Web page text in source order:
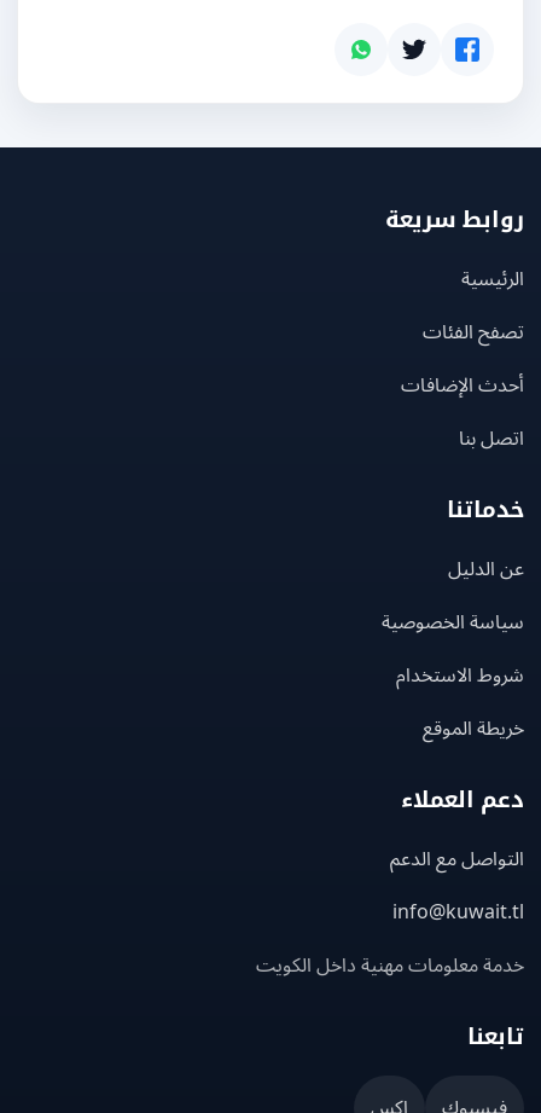
سريعة
الفئات
الإضافات
بنا
الخصوصية
الاستخدام
الموقع
العملاء
مع الدعم
معلومات مهنية داخل الكويت